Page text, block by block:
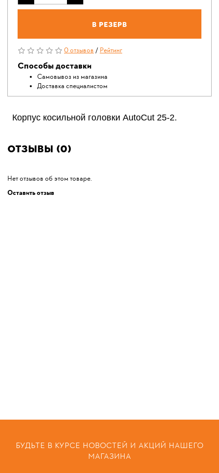
В резерв
0 отзывов/Рейтинг
Способы доставки
Самовывоз из магазина
Доставка специалистом
Корпус косильной головки AutoCut 25-2.
Отзывы (0)
Нет отзывов об этом товаре.
Оставить отзыв
БУДЬТЕ В КУРСЕ НОВОСТЕЙ И АКЦИЙ НАШЕГО
МАГАЗИНА